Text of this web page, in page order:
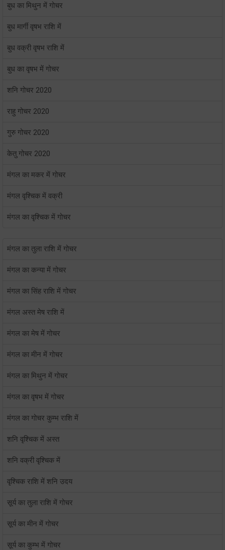
बुध का मिथुन में गोचर
बुध मार्गी वृषभ राशि में
बुध वक्री वृषभ राशि में
बुध का वृषभ में गोचर
शनि गोचर 2020
राहु गोचर 2020
गुरु गोचर 2020
केतु गोचर 2020
मंगल का मकर में गोचर
मंगल वृश्चिक में वक्री
मंगल का वृश्चिक में गोचर
मंगल का तुला राशि में गोचर
मंगल का कन्या में गोचर
मंगल का सिंह राशि में गोचर
मंगल अस्त मेष राशि में
मंगल का मेष में गोचर
मंगल का मीन में गोचर
मंगल का मिथुन में गोचर
मंगल का वृषभ में गोचर
मंगल का गोचर कुम्भ राशि में
शनि वृश्चिक में अस्त
शनि वक्री वृश्चिक में
वृश्चिक राशि में शनि उदय
सूर्य का तुला राशि में गोचर
सूर्य का मीन में गोचर
सूर्य का कुम्भ में गोचर